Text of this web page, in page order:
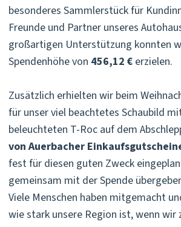
besonderes Sammlerstück für
Freunde und Partner unseres
großartigen Unterstützung konnten
Spendenhöhe von 456,12 € erzielen.
Zusätzlich erhielten wir beim
für unser viel beachtetes Schaubild
beleuchteten T-Roc auf dem
von Auerbacher
fest für diesen guten Zweck
gemeinsam mit der Spende
Viele Menschen haben mitgemacht
wie stark unsere Region ist, wenn wir